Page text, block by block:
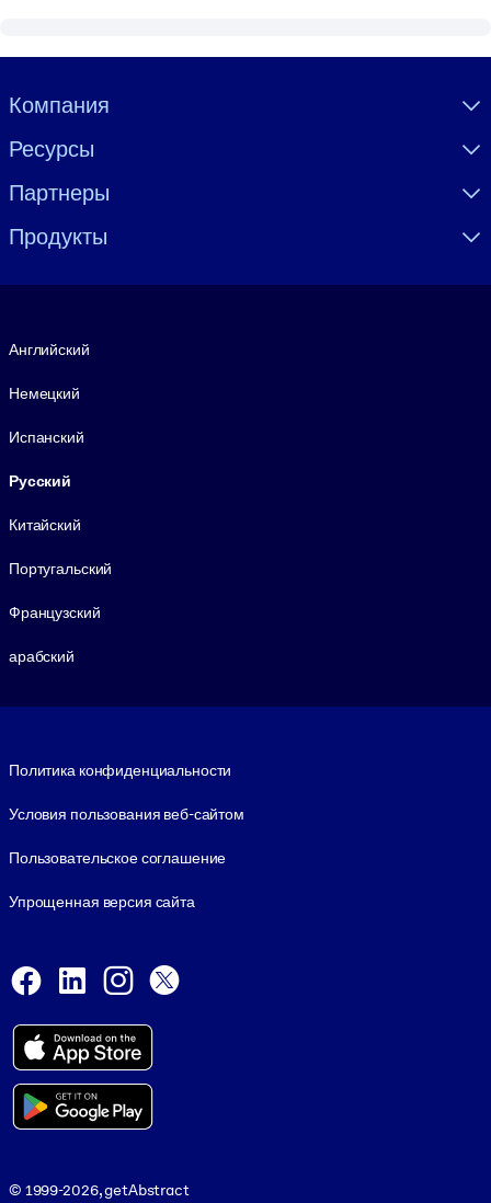
Visually hidden Text
Компания
Ресурсы
Партнеры
Продукты
Английский
Немецкий
Испанский
Русский
Китайский
Португальский
Французский
арабский
Политика конфиденциальности
Условия пользования веб-сайтом
Пользовательское соглашение
Упрощенная версия сайта
Facebook
LinkedInInstagram
© 1999-2026, getAbstract